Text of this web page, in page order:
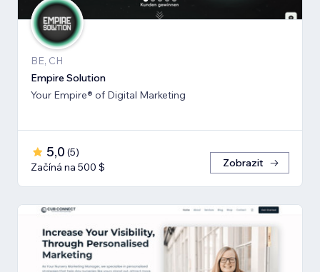
BE, CH
Empire Solution
Your Empire® of Digital Marketing
5,0 (5)
Začíná na 500 $
Zobrazit